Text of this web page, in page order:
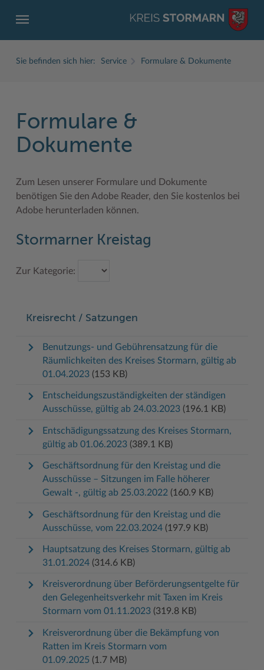
Ämter, Einrichtungen
Bürgerportal Stormarn ↗
Geodatenportale (Kreiskarte)
Kontakt / Öffnungszeiten
Lebenslagen
Leistungen
Publikationen
Wo Sie uns finden
Zuständigkeitsfinder SH ↗
Amtliche Bekanntmachungen
Ausschreibungen
Fotoarchiv
Klimaanpassungskonzept
Kreistag Sitzungskalender
Lokales Wetter
Pressemeldungen
Social Media
Stormarninfo
Ukrainehilfe
Woche der Seelischen Gesundheit
Karrieretag
Fachbereiche
Interessantes in und aus Stormarn
Kreispräsident
Kreistag Sitzungskalender
Kreisverwaltung
Landrat
Stabsbereiche
Städte und Gemeinden
Wappen und Geschichte
Was ist ein Kreis?
Zahlen, Daten, Fakten
Ausbildung beim Kreis Stormarn
Der Kreis als Arbeitgeber
Offene Stellen
Weiterbildung beim Kreis Stormarn
Wen wir suchen
Beruf und Familie im Hansebelt
Branchenverzeichnis
Klimaschutz beim Kreis Stormarn
Stormarner Bündnis für bezahlbares Wohnen
Wirtschafts- und Aufbaugesellschaft Stormarn
Zahlen, Daten, Fakten
BahnRadWege
Frei- und Hallenbäder
Kulturelle Einrichtungen
Naturschutzgebiete
Radwandern
Storchenhorste
Termine und Veranstaltungen
Tourismus
Vereine und Gruppen
Sie befinden sich hier: Service Formulare & Dokumente
Formulare &
Dokumente
Zum Lesen unserer Formulare und Dokumente
benötigen Sie den Adobe Reader, den Sie kostenlos bei
Adobe herunterladen können.
Stormarner Kreistag
Zur Kategorie:
Kreisrecht / Satzungen
Benutzungs- und Gebührensatzung für die
Räumlichkeiten des Kreises Stormarn, gültig ab
01.04.2023 (153 KB)
Entscheidungszuständigkeiten der ständigen
Ausschüsse, gültig ab 24.03.2023 (196.1 KB)
Entschädigungssatzung des Kreises Stormarn,
gültig ab 01.06.2023 (389.1 KB)
Geschäftsordnung für den Kreistag und die
Ausschüsse – Sitzungen im Falle höherer
Gewalt -, gültig ab 25.03.2022 (160.9 KB)
Geschäftsordnung für den Kreistag und die
Ausschüsse, vom 22.03.2024 (197.9 KB)
Hauptsatzung des Kreises Stormarn, gültig ab
31.01.2024 (314.6 KB)
Kreisverordnung über Beförderungsentgelte für
den Gelegenheitsverkehr mit Taxen im Kreis
Stormarn vom 01.11.2023 (319.8 KB)
Kreisverordnung über die Bekämpfung von
Ratten im Kreis Stormarn vom
01.09.2025 (1.7 MB)